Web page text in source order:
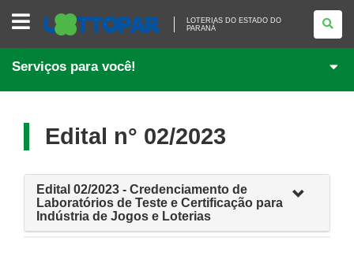
LOTERIAS
DO
ESTADO
DO
PARANÁ
LOTERIAS DO ESTADO DO
PARANÁ
Serviços para você!
Edital n° 02/2023
Edital 02/2023 - Credenciamento de
Laboratórios de Teste e Certificação para
Indústria de Jogos e Loterias